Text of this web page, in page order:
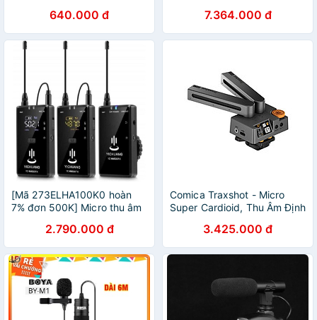
640.000 đ 7.364.000 đ
[Mã 273ELHA100K0 hoàn
7% đơn 500K] Micro thu âm
YC-WM500X22.790.000 đ
Comica Traxshot - Micro
Super Cardioid, Thu Âm Định
Thoại - Hàng Chính Hãng
3.425.000 đ